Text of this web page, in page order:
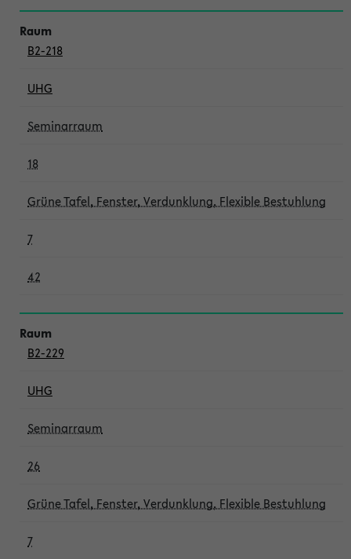
B2-218
UHG
Seminarraum
18
Grüne Tafel, Fenster, Verdunklung, Flexible Bestuhlung
7
42
B2-229
UHG
Seminarraum
26
Grüne Tafel, Fenster, Verdunklung, Flexible Bestuhlung
7